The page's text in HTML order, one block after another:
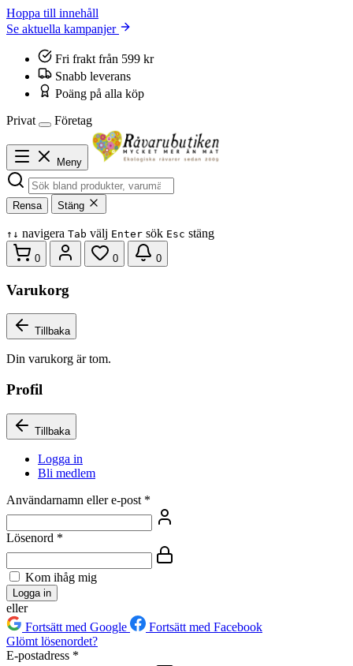
Hoppa till innehåll
Se aktuella kampanjer
Fri frakt från 599 kr
Snabb leverans
Poäng på alla köp
Privat
Företag
Meny
Rensa Stäng
↑ ↓ navigera Tab välj Enter sök Esc stäng
0 0 0
Varukorg
Tillbaka
Din varukorg är tom.
Profil
Tillbaka
Logga in
Bli medlem
Användarnamn eller e-post *
Lösenord *
Kom ihåg mig
Logga in
eller
Fortsätt med Google
Fortsätt med Facebook
Glömt lösenordet?
E-postadress *